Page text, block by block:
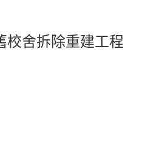
校舍拆除重建工程